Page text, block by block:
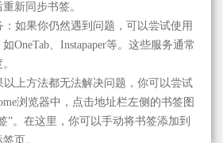
新同步书签。
如果你仍然遇到问题，可以尝试使用
OneTab、Instapaper等。这些服务通常
上方法都无法解决问题，你可以尝试
浏览器中，点击地址栏左侧的书签图
”。在这里，你可以手动将书签添加到
页。